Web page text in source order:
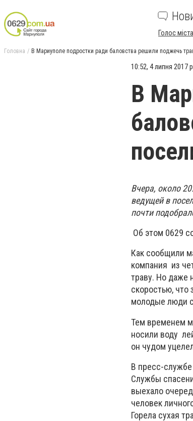
Голос міста
Головна В Мариуполе подростки ради баловства решили поджечь
10:52, 4 липня 2017
В
Вчера, около
ведущей в
почти
Об этом 0629
Как сообщили
компания из
траву. Но даже
скоростью, что
молодые люди
Тем временем
носили воду
он чудом
В пресс-
Службы
выехало
человек
Горела сухая